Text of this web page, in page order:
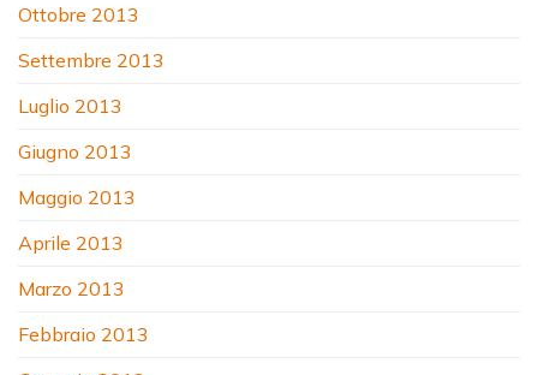
Ottobre 2013
Settembre 2013
Luglio 2013
Giugno 2013
Maggio 2013
Aprile 2013
Marzo 2013
Febbraio 2013